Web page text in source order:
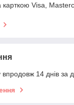
Visa,
14 днів за